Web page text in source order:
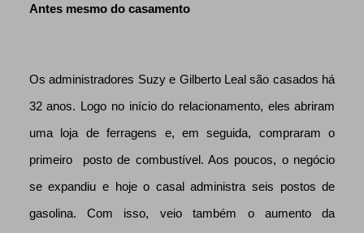
Antes mesmo do casamento
Os administradores Suzy e Gilberto Leal são casados há
32 anos. Logo no início do relacionamento, eles abriram
uma loja de ferragens e, em seguida, compraram o
primeiro posto de combustível. Aos poucos, o negócio
se expandiu e hoje o casal administra seis postos de
gasolina. Com isso, veio também o aumento da